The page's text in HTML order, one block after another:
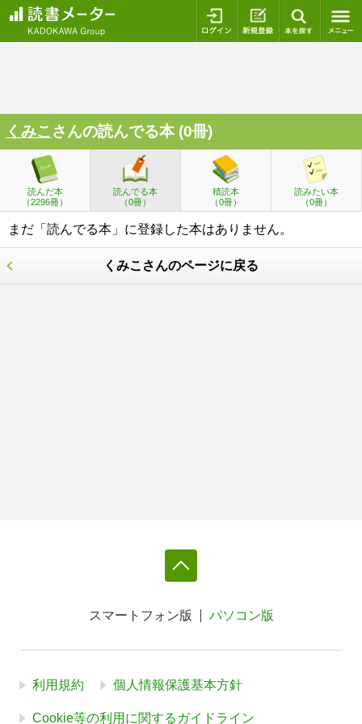
ログイン 新規登録
くみこ さんの読んでる本 (0冊)
読んだ本
（2296冊）
読んでる本
（0冊）
積読本
（0冊）
読みたい本
（0冊）
まだ「読んでる本」に登録した本はありません。
くみこさんのページに戻る
スマートフォン版 パソコン版
利用規約 個人情報保護基本方針
Cookie等の利用に関するガイドライン